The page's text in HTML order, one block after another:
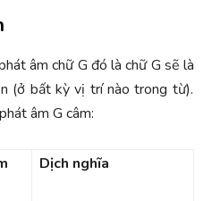
âm chữ G đó là chữ G sẽ là
(ở bất kỳ vị trí nào trong từ).
âm G câm:
Dịch nghĩa